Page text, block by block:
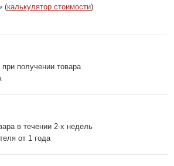
(калькулятор стоимости)
получении товара
в течении 2-х недель
от 1 года